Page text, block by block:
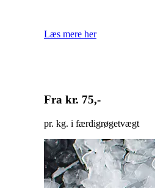
Læs mere her
Fra kr. 75,-
pr. kg. i færdigrøgetvægt